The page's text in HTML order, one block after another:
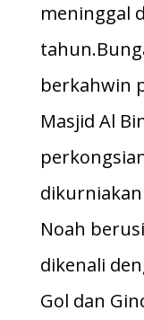
meninggal
berkahwin
Masjid Al
Noah
dikenali
Gol dan